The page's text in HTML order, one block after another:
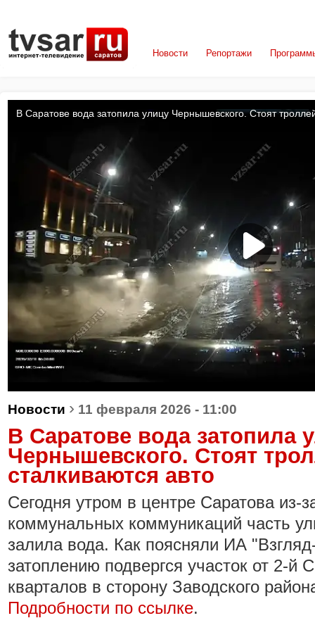
Новости Репортажи
Новости › 11 февраля 2026 - 11:00
В Саратове вода затопила
Чернышевского. Стоят
сталкиваются авто
Сегодня утром в центре Саратова из-
коммунальных коммуникаций часть
залила вода. Как поясняли ИА
затоплению подвергся участок от 2-й
кварталов в сторону Заводского
Подробности по ссылке.